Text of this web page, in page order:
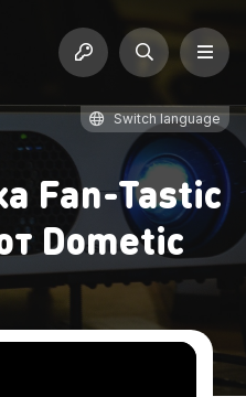
Switch language
Fan-Tastic
Dometic